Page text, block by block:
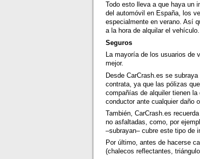
Todo esto lleva a que haya un
del automóvil en España, los
especialmente en verano. Así
a la hora de alquilar el vehículo.
Seguros
La mayoría de los usuarios de
mejor.
Desde CarCrash.es se
contrata, ya que las pólizas
compañías de alquiler tienen
conductor ante cualquier daño
También, CarCrash.es
no asfaltadas, como, por
–subrayan– cubre este tipo de
Por último, antes de hacerse
(chalecos reflectantes,